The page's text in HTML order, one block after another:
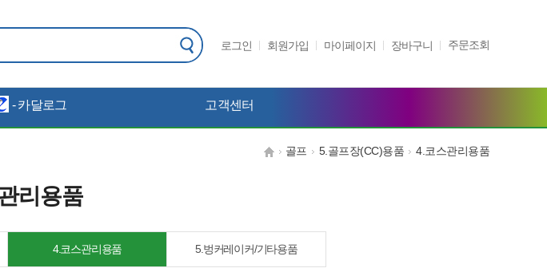
로그인 회원가입 마이페이지 장바구니 주문조회
- 카달로그 고객센터
골프 5.골프장(CC)용품 4.코스관리용품
리용품
4.코스관리용품 5.벙커레이커/기타용품